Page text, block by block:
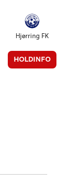
Hjørring FK
HOLDINFO